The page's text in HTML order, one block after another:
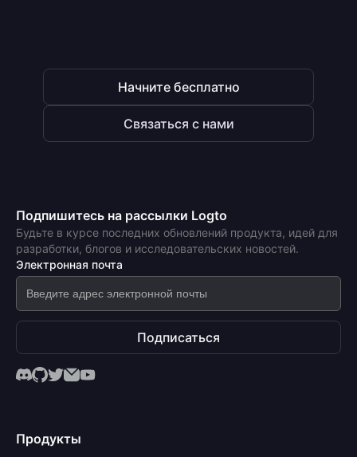
Начните бесплатно
Связаться с нами
Подпишитесь на рассылки Logto
Будьте в курсе последних обновлений продукта, идей для
разработки, блогов и исследовательских новостей.
Электронная почта
Подписаться
Продукты